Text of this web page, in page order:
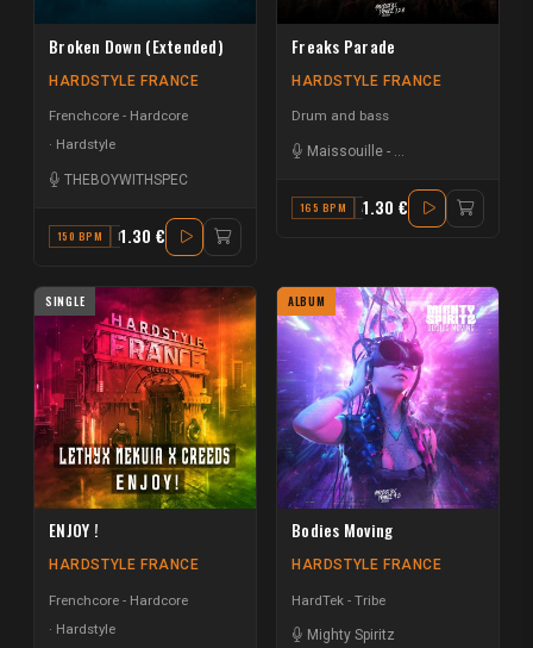
Broken Down (Extended)
HARDSTYLE FRANCE
Frenchcore - Hardcore
Hardstyle
THEBOYWITHSPEC
150 BPM D1.30 €
Freaks Parade
HARDSTYLE FRANCE
Drum and bass
Maissouille - L'Étrange M. Redan
165 BPM A1.30 €
SINGLE
ENJOY !
HARDSTYLE FRANCE
Frenchcore - Hardcore
Hardstyle
ALBUM
Bodies Moving
HARDSTYLE FRANCE
HardTek - Tribe
Mighty Spiritz